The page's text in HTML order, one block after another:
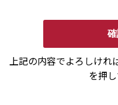
上記の内容でよろしけれ
を押